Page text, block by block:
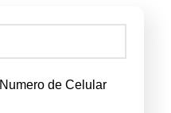
Numero de Celular